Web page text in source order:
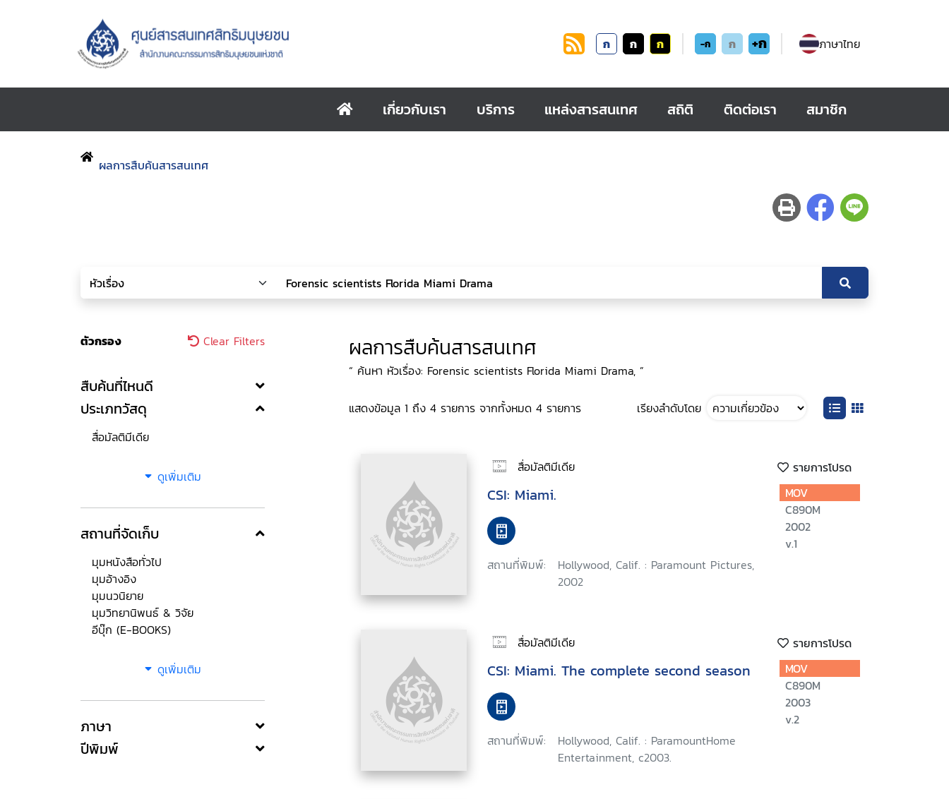
ก ก ก -ก ก +ก ภาษาไทย
เกี่ยวกับเรา บริการ แหล่งสารสนเทศ สถิติ ติดต่อเรา สมาชิก
ผลการสืบค้นสารสนเทศ
ตัวกรอง Clear Filters
สืบค้นที่ไหนดี
ประเภทวัสดุ
สื่อมัลติมีเดีย
ดูเพิ่มเติม
สถานที่จัดเก็บ
มุมหนังสือทั่วไป
มุมอ้างอิง
มุมนวนิยาย
มุมวิทยานิพนธ์ & วิจัย
อีบุ๊ก (E-BOOKS)
ดูเพิ่มเติม
ภาษา
ปีพิมพ์
ผลการสืบค้นสารสนเทศ
“ ค้นหา หัวเรื่อง: Forensic scientists Florida Miami Drama, ”
แสดงข้อมูล 1 ถึง 4 รายการ จากทั้งหมด 4 รายการ เรียงลำดับโดย
สื่อมัลติมีเดีย รายการโปรด
CSI: Miami.
สถานที่พิมพ์:
Hollywood, Calif. : Paramount Pictures,
2002
MOV
C890M
2002
v.1
สื่อมัลติมีเดีย รายการโปรด
CSI: Miami. The complete second season
สถานที่พิมพ์:
Hollywood, Calif. : ParamountHome
Entertainment, c2003.
MOV
C890M
2003
v.2